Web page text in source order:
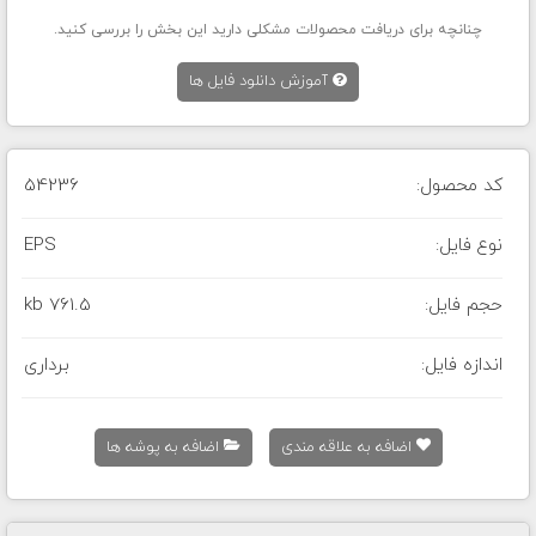
چنانچه برای دریافت محصولات مشکلی دارید این بخش را بررسی کنید.
آموزش دانلود فایل ها
کد محصول: 54236
نوع فایل: EPS
حجم فایل: 761.5 kb
اندازه فایل: برداری
اضافه به علاقه مندی اضافه به پوشه ها